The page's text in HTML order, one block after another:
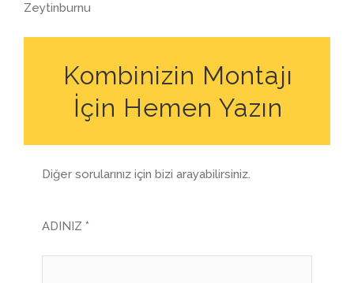
Zeytinburnu
Kombinizin Montajı
İçin Hemen Yazın
Diğer sorularınız için bizi arayabilirsiniz.
ADINIZ *